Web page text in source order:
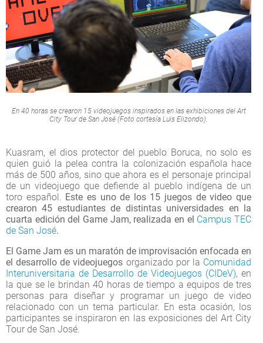
En 40 horas se crearon 15 videojuegos inspirados en las exhibiciones del Art
City Tour de San José (Foto cortesía Luis Elizondo).
Kuasram, el dios protector del pueblo Boruca, no solo es
quien guió la pelea contra la colonización española hace
más de 500 años, sino que ahora es el personaje principal
de un videojuego que defiende al pueblo indígena de un
toro español. Este es uno de los 15 juegos de video que
crearon 45 estudiantes de distintas universidades en la
cuarta edición del Game Jam, realizada en el Campus TEC
de San José.
El Game Jam es un maratón de improvisación enfocada en
el desarrollo de videojuegos organizado por la Comunidad
Interuniversitaria de Desarrollo de Videojuegos (CIDeV), en
la que se le brindan 40 horas de tiempo a equipos de tres
personas para diseñar y programar un juego de video
relacionado con un tema particular. En esta ocasión, los
participantes se inspiraron en las exposiciones del Art City
Tour de San José.